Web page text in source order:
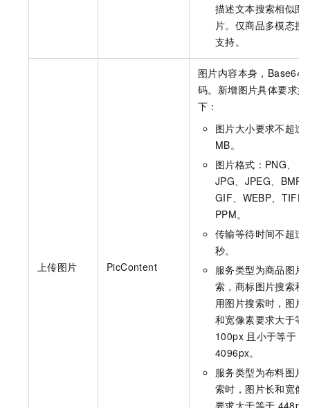
描述文本搜索相似图
片。仅商品多模态搜
支持。
上传图片 PicContent
图片内容本身，Base64
码。新增图片具体要求如
下：
图片大小要求不超过
MB。
图片格式：PNG、
JPG、JPEG、BMP
GIF、WEBP、TIFF
PPM。
传输等待时间不超过
秒。
服务类型为商品图片
索 ，商标图片搜索和
用图片搜索时，图片
和宽像素要求大于等
100px 且小于等于
4096px。
服务类型为布料图片
索时，图片长和宽像
要求大于等于 448px